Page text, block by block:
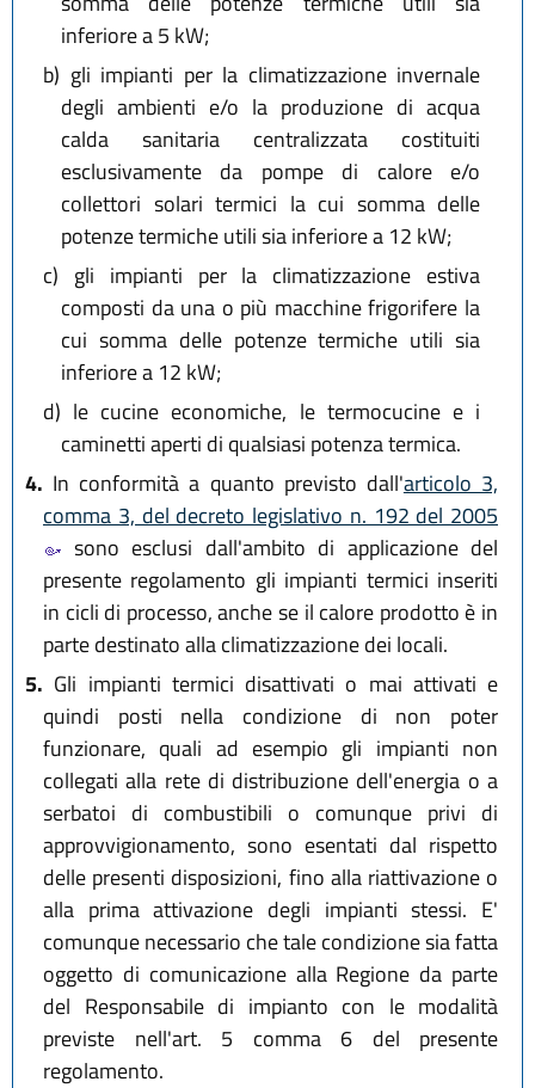
inferiore a 5 kW;
b) gli impianti per la climatizzazione invernale
degli ambienti e/o la produzione di acqua
calda sanitaria centralizzata costituiti
esclusivamente da pompe di calore e/o
collettori solari termici la cui somma delle
potenze termiche utili sia inferiore a 12 kW;
c) gli impianti per la climatizzazione estiva
composti da una o più macchine frigorifere la
cui somma delle potenze termiche utili sia
inferiore a 12 kW;
d) le cucine economiche, le termocucine e i
caminetti aperti di qualsiasi potenza termica.
4. In conformità a quanto previsto dall'articolo 3,
comma 3, del decreto legislativo n. 192 del 2005
sono esclusi dall'ambito di applicazione del
presente regolamento gli impianti termici inseriti
in cicli di processo, anche se il calore prodotto è in
parte destinato alla climatizzazione dei locali.
5. Gli impianti termici disattivati o mai attivati e
quindi posti nella condizione di non poter
funzionare, quali ad esempio gli impianti non
collegati alla rete di distribuzione dell'energia o a
serbatoi di combustibili o comunque privi di
approvvigionamento, sono esentati dal rispetto
delle presenti disposizioni, fino alla riattivazione o
alla prima attivazione degli impianti stessi. E'
comunque necessario che tale condizione sia fatta
oggetto di comunicazione alla Regione da parte
del Responsabile di impianto con le modalità
previste nell'art. 5 comma 6 del presente
regolamento.